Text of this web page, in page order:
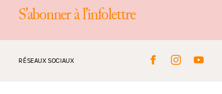
S’abonner à l’infolettre
RÉSEAUX SOCIAUX